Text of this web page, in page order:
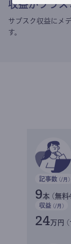
収益がプラス
サブスク収益にメ
す。
記事数 (/月)
9本 (無料
収益 (/月)
24万円